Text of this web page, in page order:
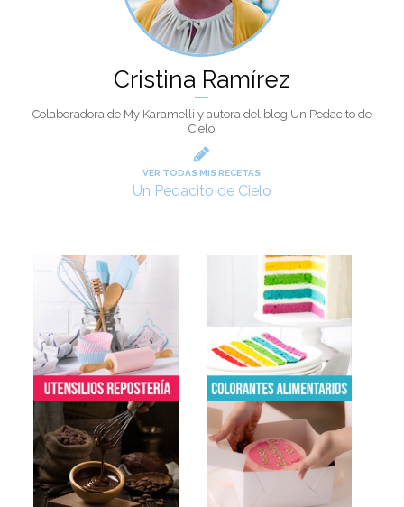
Cristina Ramírez
Colaboradora de My Karamelli y autora del blog Un Pedacito de
Cielo
VER TODAS MIS RECETAS
Un Pedacito de Cielo